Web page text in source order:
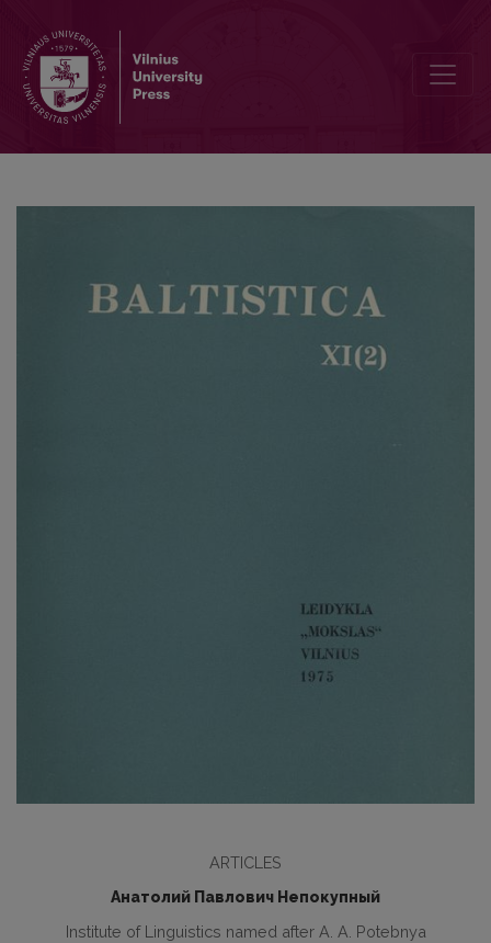
ARTICLES
Анатолий Павлович Непокупный
Institute of Linguistics named after A. A. Potebnya